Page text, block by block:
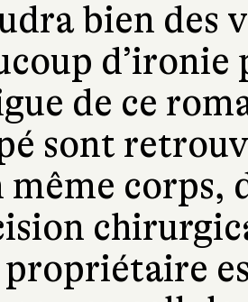
bien des
de ce
sont
même corps,